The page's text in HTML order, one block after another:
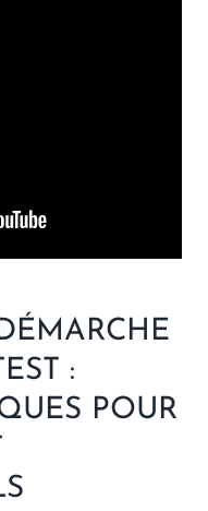
:
POUR